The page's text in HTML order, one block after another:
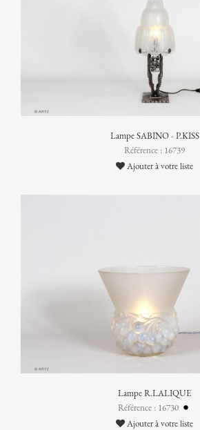
Lampe SABINO - P.KISS
Référence : 16739
Ajouter à votre liste
Lampe R.LALIQUE
Référence : 16730
Ajouter à votre liste